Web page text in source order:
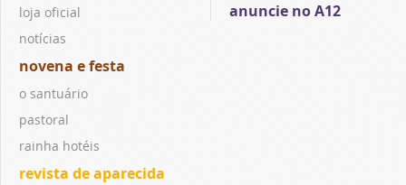
loja oficial
notícias
novena e festa
o santuário
pastoral
rainha hotéis
revista de aparecida
anuncie no A12